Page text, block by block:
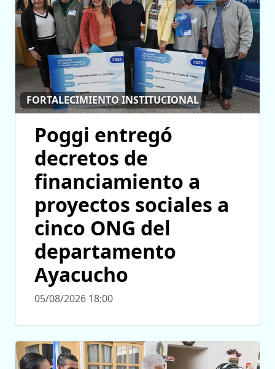
FORTALECIMIENTO INSTITUCIONAL
Poggi entregó
decretos de
financiamiento a
proyectos sociales a
cinco ONG del
departamento
Ayacucho
05/08/2026 18:00